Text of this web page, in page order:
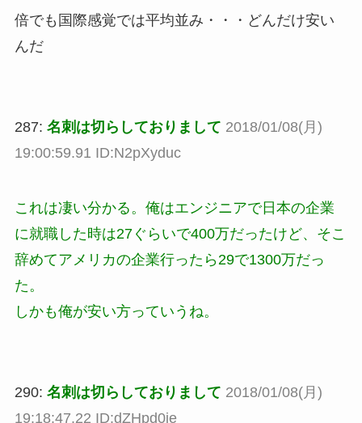
倍でも国際感覚では平均並み・・・どんだけ安い
んだ
287: 名刺は切らしておりまして 2018/01/08(月)
19:00:59.91 ID:N2pXyduc
これは凄い分かる。俺はエンジニアで日本の企業
に就職した時は27ぐらいで400万だったけど、そこ
辞めてアメリカの企業行ったら29で1300万だっ
た。
しかも俺が安い方っていうね。
290: 名刺は切らしておりまして 2018/01/08(月)
19:18:47.22 ID:dZHpd0je